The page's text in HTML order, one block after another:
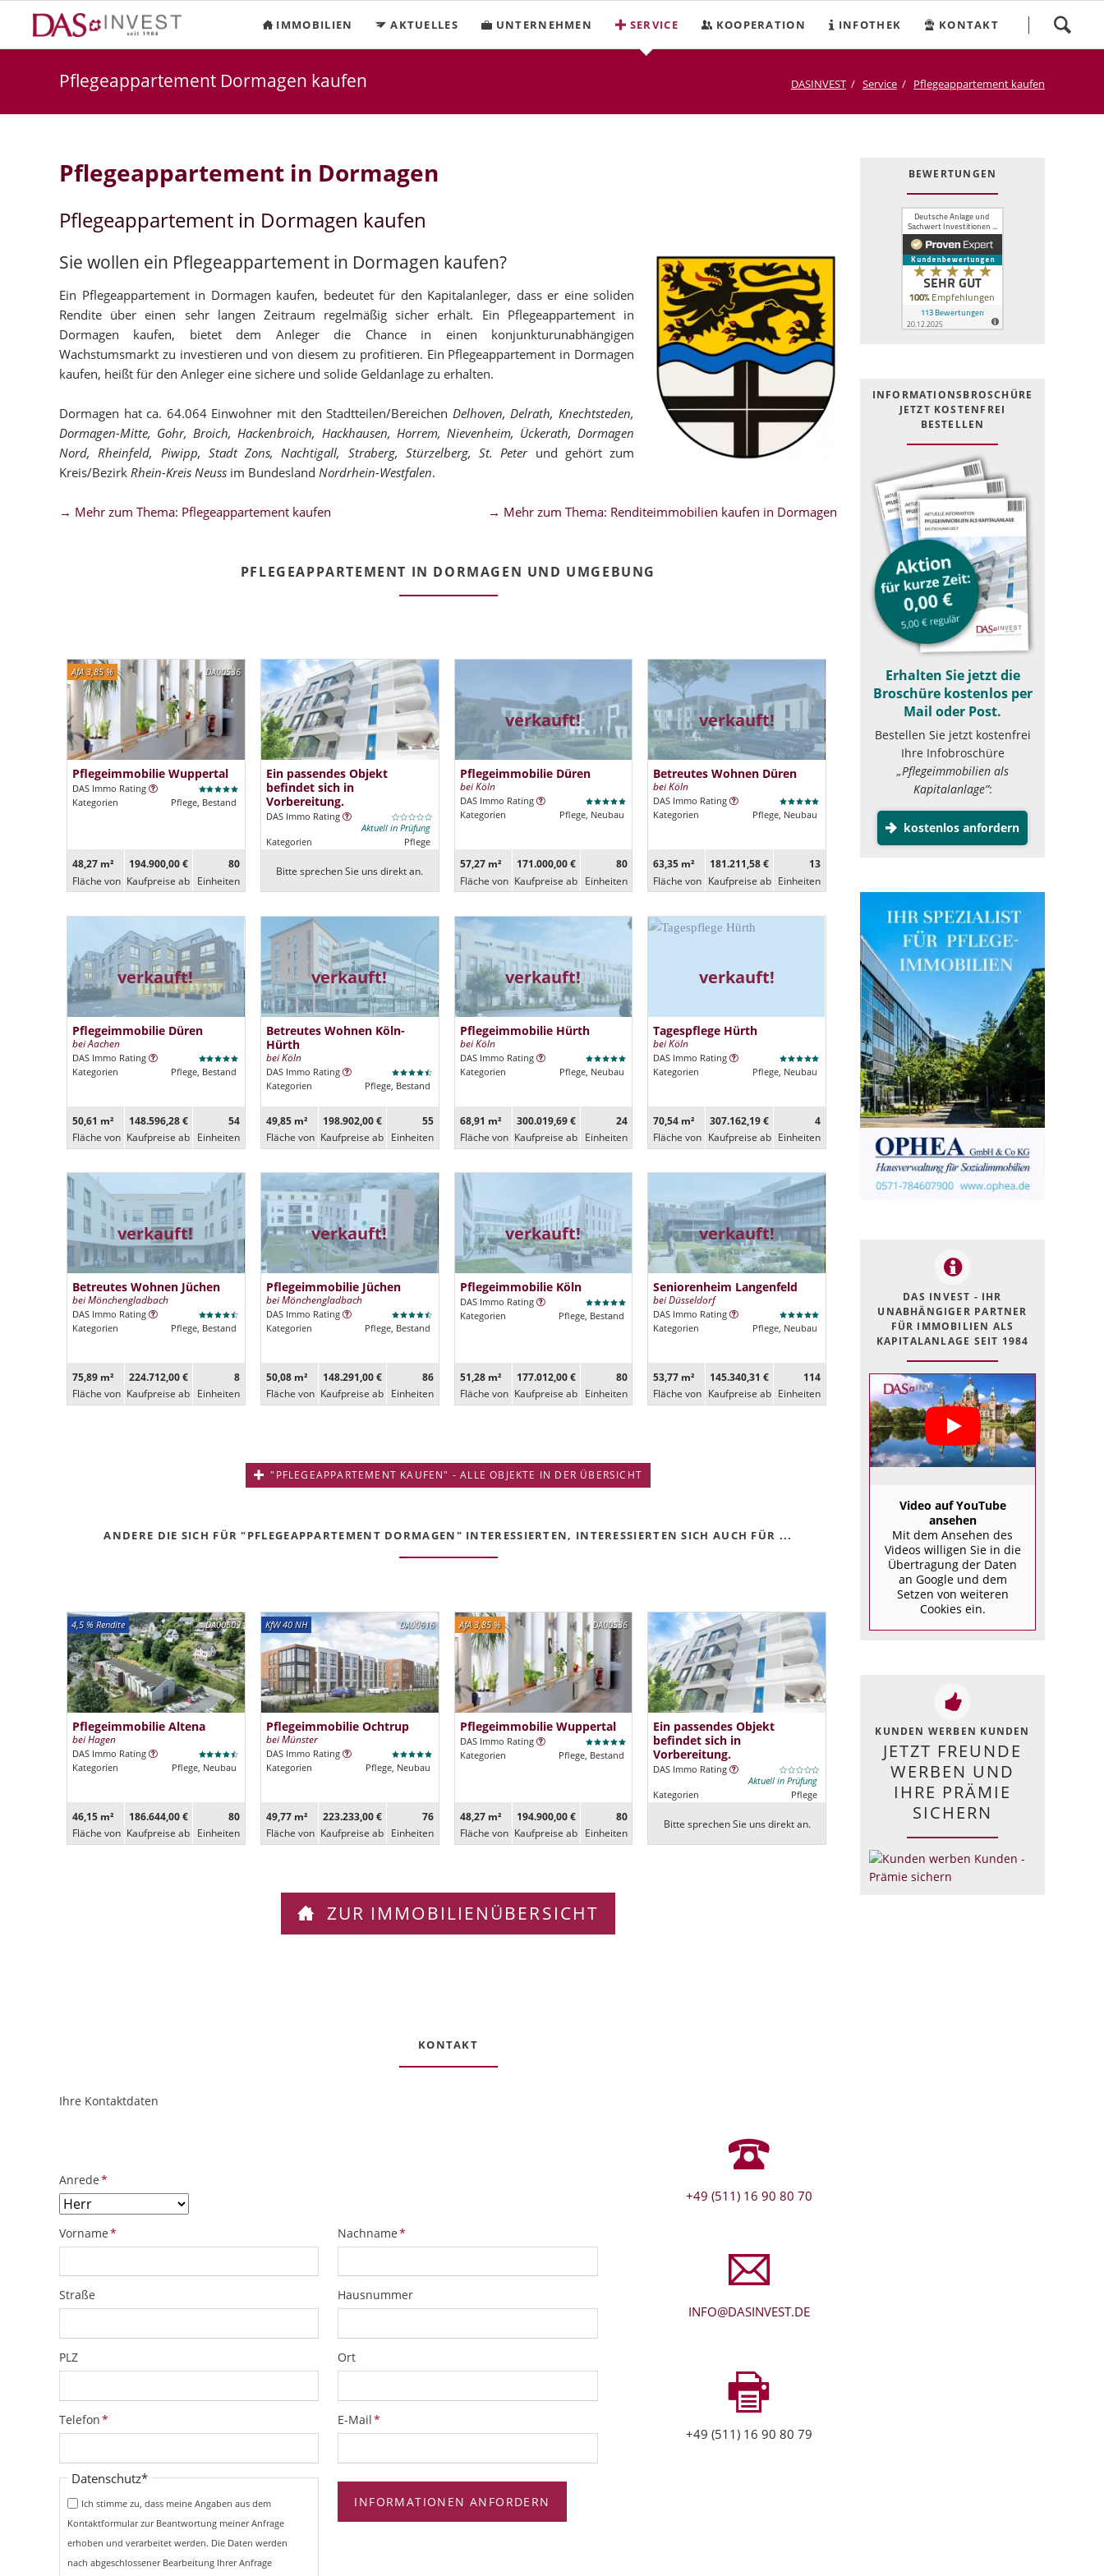
überspringen
IMMOBILIEN AKTUELLES UNTERNEHMEN SERVICE KOOPERATION INFOTHEK KONTAKT
Pflegeappartement Dormagen kaufen DASINVEST Service Pflegeappartement kaufen
Pflegeappartement in Dormagen
Pflegeappartement in Dormagen kaufen
Sie wollen ein Pflegeappartement in Dormagen kaufen?
Ein Pflegeappartement in Dormagen kaufen, bedeutet für den Kapitalanleger, dass er eine soliden
Rendite über einen sehr langen Zeitraum regelmäßig sicher erhält. Ein Pflegeappartement in
Dormagen kaufen, bietet dem Anleger die Chance in einen konjunkturunabhängigen
Wachstumsmarkt zu investieren und von diesem zu profitieren. Ein Pflegeappartement in Dormagen
kaufen, heißt für den Anleger eine sichere und solide Geldanlage zu erhalten.
Dormagen hat ca. 64.064 Einwohner mit den Stadtteilen/Bereichen Delhoven, Delrath, Knechtsteden,
Dormagen-Mitte, Gohr, Broich, Hackenbroich, Hackhausen, Horrem, Nievenheim, Ückerath, Dormagen
Nord, Rheinfeld, Piwipp, Stadt Zons, Nachtigall, Straberg, Stürzelberg, St. Peterund gehört zum
Kreis/Bezirk Rhein-Kreis Neuss im Bundesland Nordrhein-Westfalen.
→ Mehr zum Thema: Pflegeappartement kaufen → Mehr zum Thema: Renditeimmobilien kaufen in Dormagen
PFLEGEAPPARTEMENT IN DORMAGEN UND UMGEBUNG
DA00536
AfA 3,85 %
Pflegeimmobilie Wuppertal
DAS Immo Rating
Kategorien
Pflege, Bestand
48,27 m²
Fläche von
194.900,00 €
Kaufpreise ab
80
Ein­heiten
Ein passendes Objekt
befindet sich in
Vorbereitung.
DAS Immo Rating
Aktuell in Prüfung
Kategorien
Pflege
Bitte sprechen Sie uns direkt an.
verkauft!
Pflegeimmobilie Düren
bei Köln
DAS Immo Rating
Kategorien
Pflege, Neubau
57,27 m²
Fläche von
171.000,00 €
Kaufpreise ab
80
Ein­heiten
verkauft!
Betreutes Wohnen Düren
bei Köln
DAS Immo Rating
Kategorien
Pflege, Neubau
63,35 m²
Fläche von
181.211,58 €
Kaufpreise ab
13
Ein­heiten
verkauft!
Pflegeimmobilie Düren
bei Aachen
DAS Immo Rating
Kategorien
Pflege, Bestand
50,61 m²
Fläche von
148.596,28 €
Kaufpreise ab
54
Ein­heiten
verkauft!
Betreutes Wohnen Köln-
Hürth
bei Köln
DAS Immo Rating
Kategorien
Pflege, Bestand
49,85 m²
Fläche von
198.902,00 €
Kaufpreise ab
55
Ein­heiten
verkauft!
Pflegeimmobilie Hürth
bei Köln
DAS Immo Rating
Kategorien
Pflege, Neubau
68,91 m²
Fläche von
300.019,69 €
Kaufpreise ab
24
Ein­heiten
verkauft!
Tagespflege Hürth
bei Köln
DAS Immo Rating
Kategorien
Pflege, Neubau
70,54 m²
Fläche von
307.162,19 €
Kaufpreise ab
4
Ein­heiten
verkauft!
Betreutes Wohnen Jüchen
bei Mönchengladbach
DAS Immo Rating
Kategorien
Pflege, Bestand
75,89 m²
Fläche von
224.712,00 €
Kaufpreise ab
8
Ein­heiten
verkauft!
Pflegeimmobilie Jüchen
bei Mönchengladbach
DAS Immo Rating
Kategorien
Pflege, Bestand
50,08 m²
Fläche von
148.291,00 €
Kaufpreise ab
86
Ein­heiten
verkauft!
Pflegeimmobilie Köln
DAS Immo Rating
Kategorien
Pflege, Bestand
51,28 m²
Fläche von
177.012,00 €
Kaufpreise ab
80
Ein­heiten
verkauft!
Seniorenheim Langenfeld
bei Düsseldorf
DAS Immo Rating
Kategorien
Pflege, Neubau
53,77 m²
Fläche von
145.340,31 €
Kaufpreise ab
114
Ein­heiten
"PFLEGEAPPARTEMENT KAUFEN" - ALLE OBJEKTE IN DER ÜBERSICHT
ANDERE DIE SICH FÜR "PFLEGEAPPARTEMENT DORMAGEN" INTERESSIERTEN, INTERESSIERTEN SICH AUCH FÜR ...
DA00609
4,5 % Rendite
Pflegeimmobilie Altena
bei Hagen
DAS Immo Rating
Kategorien
Pflege, Neubau
46,15 m²
Fläche von
186.644,00 €
Kaufpreise ab
80
Ein­heiten
DA00616
KfW 40 NH
Pflegeimmobilie Ochtrup
bei Münster
DAS Immo Rating
Kategorien
Pflege, Neubau
49,77 m²
Fläche von
223.233,00 €
Kaufpreise ab
76
Ein­heiten
DA00536
AfA 3,85 %
Pflegeimmobilie Wuppertal
DAS Immo Rating
Kategorien
Pflege, Bestand
48,27 m²
Fläche von
194.900,00 €
Kaufpreise ab
80
Ein­heiten
Ein passendes Objekt
befindet sich in
Vorbereitung.
DAS Immo Rating
Aktuell in Prüfung
Kategorien
Pflege
Bitte sprechen Sie uns direkt an.
ZUR IMMOBILIENÜBERSICHT
KONTAKT
ObjektPlatzhalter
URL
Ihre Kontaktdaten
Pflichtfeld
Anrede*
Pflichtfeld
Vorname* Pflichtfeld
Nachname*
Straße Hausnummer
PLZ Ort
Pflichtfeld
Telefon* Pflichtfeld
E-Mail*
Pflichtfeld
Datenschutz*
Ich stimme zu, dass meine Angaben aus dem
Kontaktformular zur Beantwortung meiner Anfrage
erhoben und verarbeitet werden. Die Daten werden
nach abgeschlossener Bearbeitung Ihrer Anfrage
INFORMATIONEN ANFORDERN
+49 (511) 16 90 80 70
INFO@DASINVEST.DE
+49 (511) 16 90 80 79
BEWERTUNGEN
INFOR­MATIONS­BROSCHÜRE
JETZT KOSTEN­FREI
BESTELLEN
Erhalten Sie jetzt die
Broschüre kostenlos per
Mail oder Post.
Bestellen Sie jetzt kostenfrei
Ihre Infobroschüre
„Pflegeimmobilien als
Kapitalanlage”:
kostenlos anfordern
DAS INVEST - IHR
UNABHÄNGIGER PARTNER
FÜR IMMOBILIEN ALS
KAPITALANLAGE SEIT 1984
Video auf YouTube
ansehen
Mit dem Ansehen des
Videos willigen Sie in die
Übertragung der Daten
an Google und dem
Setzen von weiteren
Cookies ein.
KUNDEN WERBEN KUNDEN
JETZT FREUNDE
WERBEN UND
IHRE PRÄMIE
SICHERN